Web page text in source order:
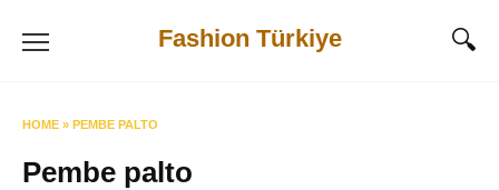
Fashion Türkiye
HOME » PEMBE PALTO
Pembe palto